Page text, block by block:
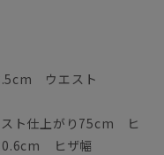
ウエスト
ト仕上がり75cm ヒ
ヒザ幅